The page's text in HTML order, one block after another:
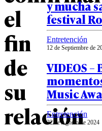
el
fin
de
su
relación
y mucha
festival
Entretención
12 de Septiembre de
VIDEOS
Music
Entretención
22 de Agosto de 2024